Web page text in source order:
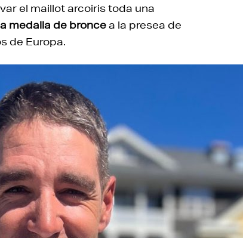
el maillot arcoiris toda una
medalla de broncea la presea de
de Europa.